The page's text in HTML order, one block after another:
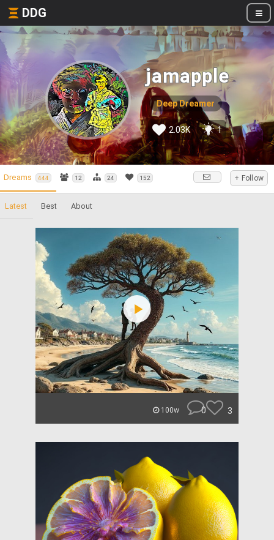
DDG
jamapple
Deep Dreamer
2.03K 1
Dreams 444 12 24 152 + Follow
Latest Best About
100w 0 3